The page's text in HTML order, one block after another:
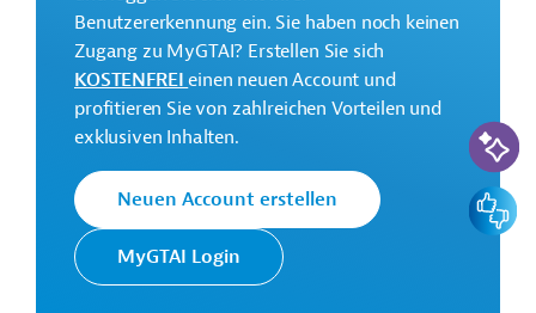
Eingliederung.
Weitere Informationen über das
Mehrjahresrichtprogramm finden Sie in dem
Originaldokument, das zum Download bereitsteht.
Bei Fragen wenden Sie sich bitte an das Brüsseler Büro
von Germany Trade & Invest unter bruessel@gtai.de.
Gesamtkosten:
375 Millionen Euro (für den Zeitraum 2021-2024)
Benutzererkennung ein. Sie haben noch keinen
Zugang zu MyGTAI? Erstellen Sie sich
KOSTENFREIeinen neuen Account und
profitieren Sie von zahlreichen Vorteilen und
exklusiven Inhalten.
Neuen Account erstellen
MyGTAI Login
KI-